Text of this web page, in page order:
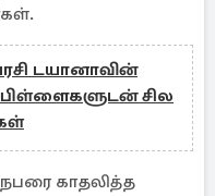
டயானாவின்
பிள்ளைகளுடன் சில
காதலித்த